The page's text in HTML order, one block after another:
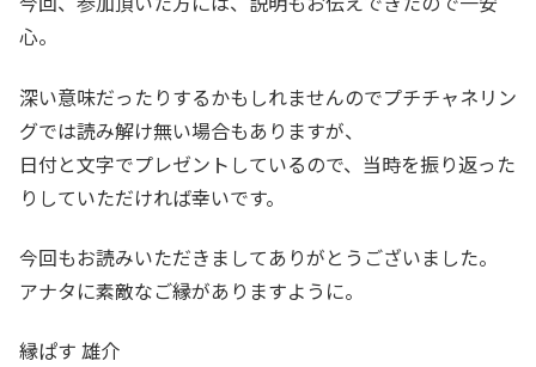
心。
深い意味だったりするかもしれませんのでプチチャネリン
グでは読み解け無い場合もありますが、
日付と文字でプレゼントしているので、当時を振り返った
りしていただければ幸いです。
今回もお読みいただきましてありがとうございました。
アナタに素敵なご縁がありますように。
縁ぱす 雄介